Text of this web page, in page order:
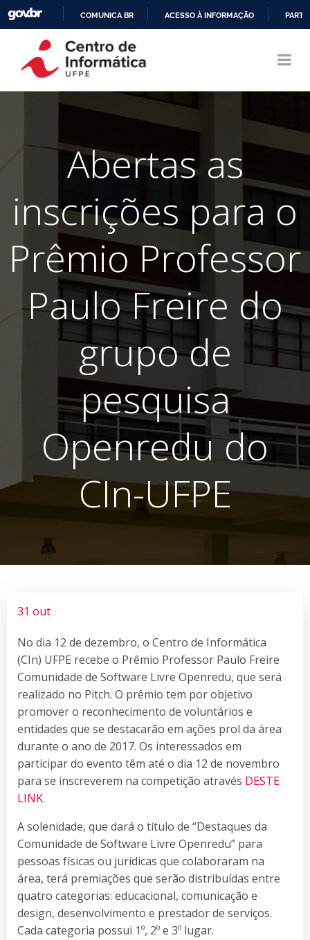
CONTEÚDO
COMUNICA BR ACESSO À INFORMAÇÃO
Abertas as
inscrições para o
Prêmio Professor
Paulo Freire do
grupo de
pesquisa
Openredu do
CIn-UFPE
31 out
No dia 12 de dezembro, o Centro de Informática
(CIn) UFPE recebe o Prêmio Professor Paulo Freire
Comunidade de Software Livre Openredu, que será
realizado no Pitch. O prêmio tem por objetivo
promover o reconhecimento de voluntários e
entidades que se destacarão em ações prol da área
durante o ano de 2017. Os interessados em
participar do evento têm até o dia 12 de novembro
para se inscreverem na competição através DESTE
LINK.
A solenidade, que dará o título de “Destaques da
Comunidade de Software Livre Openredu” para
pessoas físicas ou jurídicas que colaboraram na
área, terá premiações que serão distribuídas entre
quatro categorias: educacional, comunicação e
design, desenvolvimento e prestador de serviços.
Cada categoria possui 1º, 2º e 3º lugar.